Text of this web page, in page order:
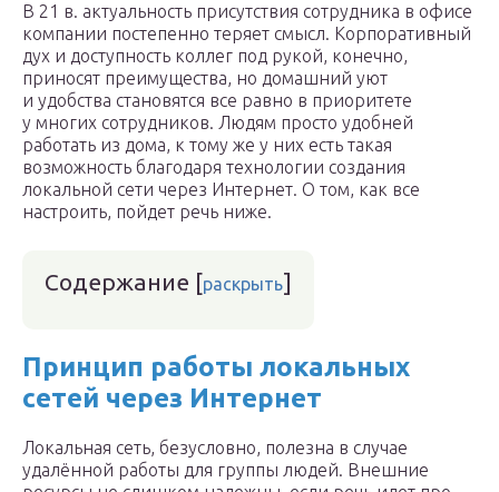
В 21 в. актуальность присутствия сотрудника в офисе
компании постепенно теряет смысл. Корпоративный
дух и доступность коллег под рукой, конечно,
приносят преимущества, но домашний уют
и удобства становятся все равно в приоритете
у многих сотрудников. Людям просто удобней
работать из дома, к тому же у них есть такая
возможность благодаря технологии создания
локальной сети через Интернет. О том, как все
настроить, пойдет речь ниже.
Содержание [раскрыть]
Принцип работы локальных
сетей через Интернет
Локальная сеть, безусловно, полезна в случае
удалённой работы для группы людей. Внешние